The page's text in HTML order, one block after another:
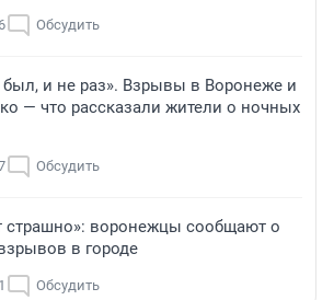
Обсудить
был, и не раз». Взрывы в Воронеже и
— что рассказали жители о ночных
Обсудить
страшно»: воронежцы сообщают о
в городе
Обсудить